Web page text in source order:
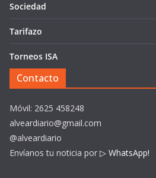
Sociedad
Tarifazo
Torneos ISA
Contacto
Móvil: 2625 458248
alveardiario@gmail.com
@alveardiario
Envíanos tu noticia por ▷ WhatsApp!